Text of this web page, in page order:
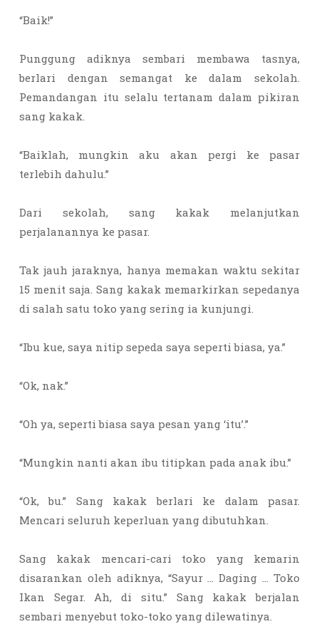
“Baik!”
Punggung adiknya sembari membawa tasnya,
berlari dengan semangat ke dalam sekolah.
Pemandangan itu selalu tertanam dalam pikiran
sang kakak.
“Baiklah, mungkin aku akan pergi ke pasar
terlebih dahulu.”
Dari sekolah, sang kakak melanjutkan
perjalanannya ke pasar.
Tak jauh jaraknya, hanya memakan waktu sekitar
15 menit saja. Sang kakak memarkirkan sepedanya
di salah satu toko yang sering ia kunjungi.
“Ibu kue, saya nitip sepeda saya seperti biasa, ya.”
“Ok, nak.”
“Oh ya, seperti biasa saya pesan yang ‘itu’.”
“Mungkin nanti akan ibu titipkan pada anak ibu.”
“Ok, bu.” Sang kakak berlari ke dalam pasar.
Mencari seluruh keperluan yang dibutuhkan.
Sang kakak mencari-cari toko yang kemarin
disarankan oleh adiknya, “Sayur … Daging … Toko
Ikan Segar. Ah, di situ.” Sang kakak berjalan
sembari menyebut toko-toko yang dilewatinya.